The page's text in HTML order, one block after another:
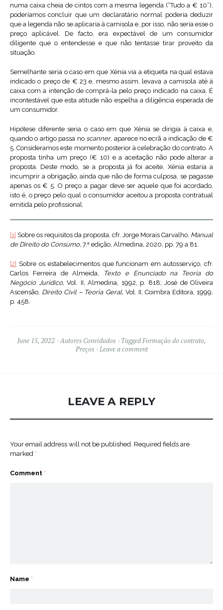
numa caixa cheia de cintos com a mesma legenda (“Tudo a € 10”),
poderíamos concluir que um declaratário normal poderia deduzir
que a legenda não se aplicaria à camisola e, por isso, não seria esse o
preço aplicável. De facto, era expectável de um consumidor
diligente que o entendesse e que não tentasse tirar proveito da
situação.
Semelhante seria o caso em que Xénia via a etiqueta na qual estava
indicado o preço de € 23 e, mesmo assim, levava a camisola até à
caixa com a intenção de comprá-la pelo preço indicado na caixa. É
incontestável que esta atitude não espelha a diligência esperada de
um consumidor.
Hipótese diferente seria o caso em que Xénia se dirigia à caixa e,
quando o artigo passa no scanner, aparece no ecrã a indicação de €
5. Consideramos este momento posterior à celebração do contrato. A
proposta tinha um preço (€ 10) e a aceitação não pode alterar a
proposta. Deste modo, se a proposta já foi aceite, Xénia estaria a
incumprir a obrigação, ainda que não de forma culposa, se pagasse
apenas os € 5. O preço a pagar deve ser aquele que foi acordado,
isto é, o preço pelo qual o consumidor aceitou a proposta contratual
emitida pelo profissional.
[1] Sobre os requisitos da proposta, cfr. Jorge Morais Carvalho, Manual
de Direito do Consumo, 7.ª edição, Almedina, 2020, pp. 79 a 81.
[2] Sobre os estabelecimentos que funcionam em autosserviço, cfr.
Carlos Ferreira de Almeida,
Texto e Enunciado na Teoria do
Negócio Jurídico, Vol. II, Almedina, 1992, p. 818; José de Oliveira
Ascensão, Direito Civil – Teoria Geral, Vol. II, Coimbra Editora, 1999,
p. 458.
June 15, 2022 Autores Convidados TaggedFormação do contrato,
Preços
Leave a comment
LEAVE A REPLY
Your email address will not be published. Required fields are
marked *
Comment *
Name *